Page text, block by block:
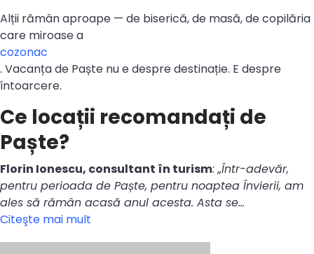
Alții rămân aproape — de biserică, de masă, de copilăria
care miroase a
cozonac
. Vacanța de Paște nu e despre destinație. E despre
întoarcere.
Ce locații recomandați de
Paște?
Florin Ionescu, consultant în turism: „Într-adevăr,
pentru perioada de Paște, pentru noaptea Învierii, am
ales să rămân acasă anul acesta. Asta se…
Citeşte mai mult